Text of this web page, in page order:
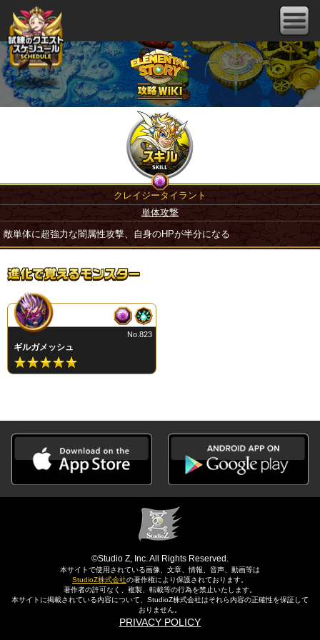
クレイジータイラント
単体攻撃
敵単体に超強力な闇属性攻撃、自身のHPが半分になる
ギルガメッシュ
No.823
©Studio Z, Inc. All Rights Reserved.
本サイトで使用されている画像、文章、情報、音声、動画等は
StudioZ株式会社の著作権により保護されております。
著作者の許可なく、複製、転載等の行為を禁止いたします。
本サイトに掲載されている内容について、StudioZ株式会社はそれら内容の正確性を保証して
おりません。
PRIVACY POLICY